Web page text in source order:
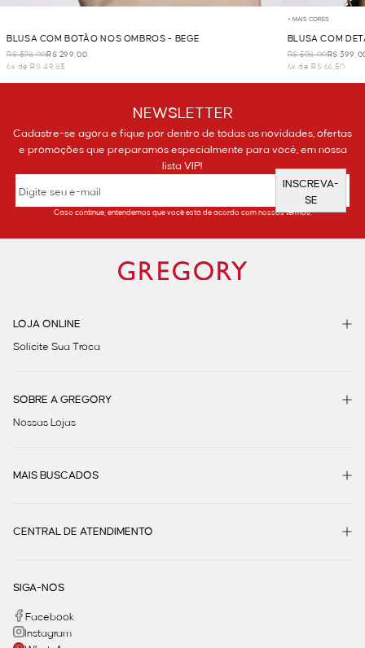
BLUSA COM BOTÃO NOS OMBROS - BEGE
R$ 398,00R$ 299,00
6x de R$ 49,83
+ MAIS CORES
BLUSA COM
R$ 598,00R$
6x de R$ 66,50
NEWSLETTER
Cadastre-se agora e fique por dentro de todas as novidades, ofertas
e promoções que preparamos especialmente para você, em nossa
lista VIP!
INSCREVA-
SE
Caso continue, entendemos que você está de acordo com nossos termos.
LOJA ONLINE
Solicite Sua Troca
SOBRE A GREGORY
Nossas Lojas
MAIS BUSCADOS
CENTRAL DE ATENDIMENTO
SIGA-NOS
Facebook
Instagram